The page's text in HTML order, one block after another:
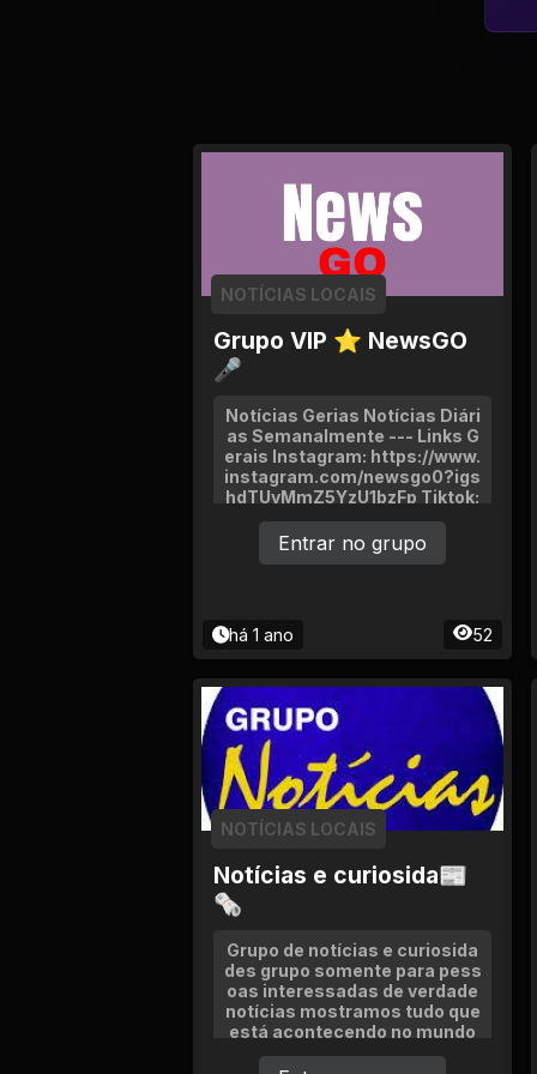
Grupo VIP ⭐ NewsGO
🎤
NOTÍCIAS LOCAIS
Notícias Gerias Notícias Diári
as Semanalmente --- Links G
erais Instagram: https://www.
instagram.com/newsgo0?igs
hdTUyMmZ5YzU1bzFp Tiktok:
https://tiktok.com/@newsgo1
3
há 1 ano 52
Entrar no grupo
Notícias e curiosida📰
🗞
NOTÍCIAS LOCAIS
Grupo de notícias e curiosida
des grupo somente para pess
oas interessadas de verdade
notícias mostramos tudo que
está acontecendo no mundo
e mostramos várias curiosida